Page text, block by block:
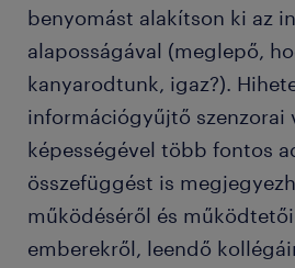
benyomást alakítson ki az
alaposságával (meglepő,
kanyarodtunk, igaz?).
információgyűjtő szenzorai
képességével több fontos
összefüggést is
működéséről és
emberekről, leendő